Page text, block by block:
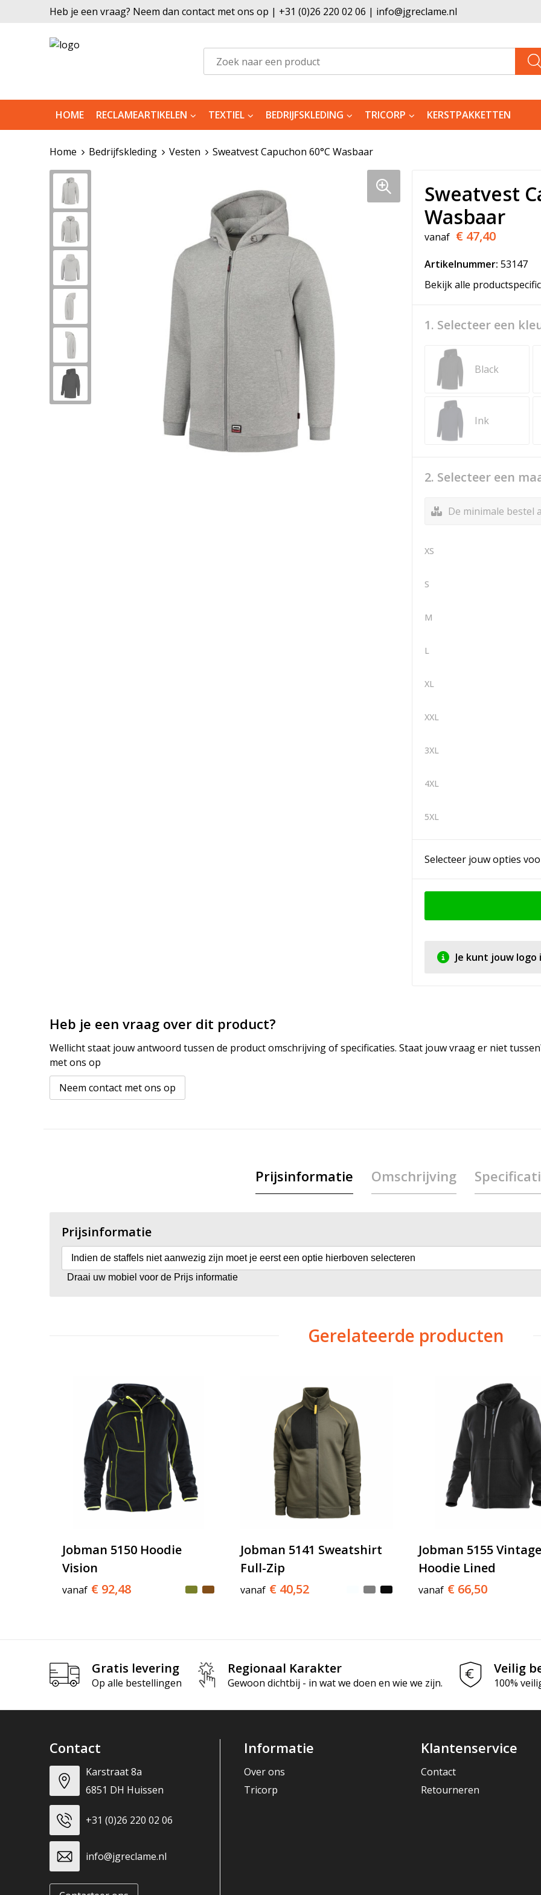
Heb je een vraag? Neem dan contact met ons op | +31 (0)26 220 02 06 | info@jgreclame.nl
HOME RECLAMEARTIKELEN TEXTIEL BEDRIJFSKLEDING TRICORP KERSTPAKKETTEN
Home Bedrijfskleding Vesten Sweatvest Capuchon 60°C Wasbaar
Sweatvest
Wasbaar
vanaf € 47,40
Artikelnummer: 53147
Bekijk alle
1. Selecteer een
Black
Ink
2. Selecteer een
De minimale bestel
XS
S
M
L
XL
XXL
3XL
4XL
5XL
Selecteer jouw opties
Je kunt jouw
Heb je een vraag over dit product?
Wellicht staat jouw antwoord tussen de product omschrijving of specificaties. Staat jouw vraag er niet
met ons op
Neem contact met ons op
Prijsinformatie Omschrijving
Prijsinformatie
Indien de staffels niet aanwezig zijn moet je eerst een optie hierboven selecteren
Draai uw mobiel voor de Prijs informatie
Gerelateerde producten
Jobman 5150 Hoodie
Vision
vanaf € 92,48
Jobman 5141 Sweatshirt
Full-Zip
vanaf € 40,52
Jobman 5155 Vintage
Hoodie Lined
vanaf € 66,50
Gratis levering
Op alle bestellingen
Regionaal Karakter
Gewoon dichtbij - in wat we doen en wie we zijn.
Veilig
100%
Contact
Karstraat 8a
6851 DH Huissen
+31 (0)26 220 02 06
info@jgreclame.nl
Informatie
Over ons
Tricorp
Klantenservice
Contact
Retourneren